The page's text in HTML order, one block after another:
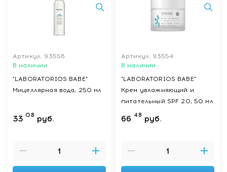
Артикул: 93556
В наличии
"LABORATORIOS BABE"
Мицеллярная вода, 250 мл
33 08 руб.
Артикул: 93554
В наличии
"LABORATORIOS BABE"
Крем увлажняющий и
питательный SPF 20, 50 мл
66 48 руб.